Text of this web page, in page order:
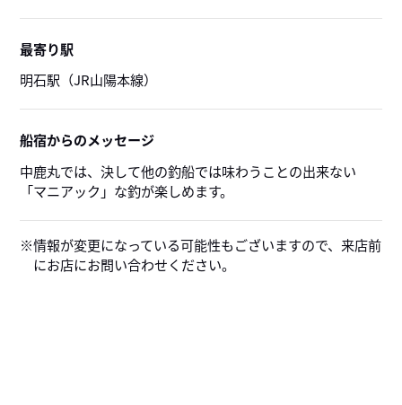
最寄り駅
明石駅（JR山陽本線）
船宿からのメッセージ
中鹿丸では、決して他の釣船では味わうことの出来ない
「マニアック」な釣が楽しめます。